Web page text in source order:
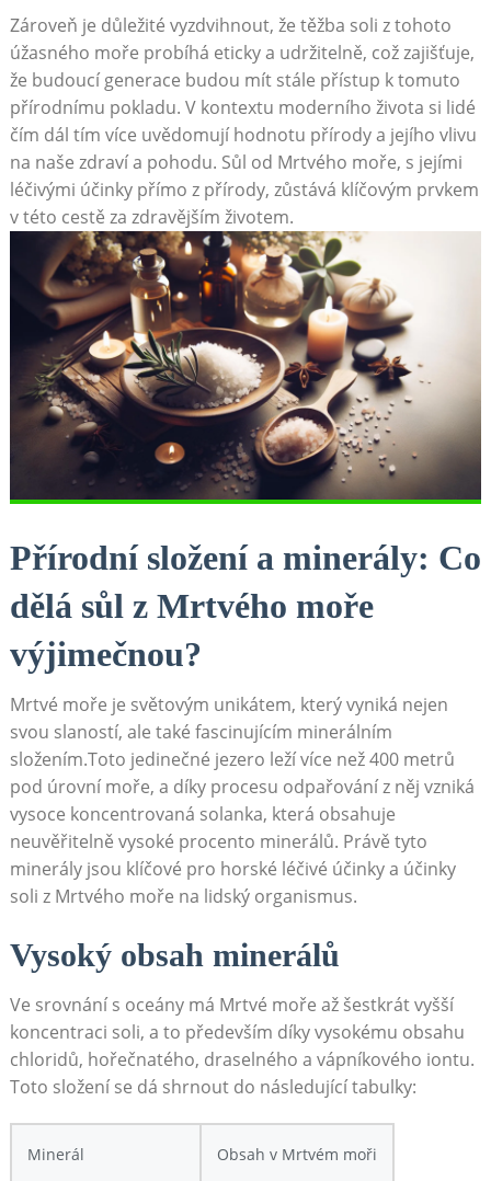
Zároveň je důležité vyzdvihnout, že těžba soli z‌ tohoto
úžasného moře ‌probíhá eticky a ‍udržitelně, což ⁤zajišťuje,​
že budoucí ‌generace budou mít stále​ přístup k tomuto
přírodnímu pokladu. V kontextu moderního⁤ života⁤ si lidé
čím dál tím více uvědomují hodnotu přírody a ‍jejího⁢ vlivu
na naše zdraví a pohodu. ⁣Sůl od Mrtvého moře, s jejími
léčivými ⁤účinky ‍přímo⁤ z přírody, ⁣zůstává klíčovým ‌prvkem
v‍ této ‌cestě​ za zdravějším životem.
Přírodní ⁤složení ‌a minerály: Co
dělá sůl z Mrtvého moře
výjimečnou?
Mrtvé ​moře je světovým unikátem, který vyniká nejen
svou slaností, ale také fascinujícím ⁤minerálním⁤
složením.Toto ‍jedinečné jezero‍ leží více ⁢než 400 ‍metrů
pod⁤ úrovní ⁢moře, a díky⁤ procesu‍ odpařování z⁤ něj vzniká
vysoce koncentrovaná ⁣solanka, která⁢ obsahuje
⁢neuvěřitelně‌ vysoké procento minerálů. Právě ‌tyto
minerály jsou klíčové ⁢pro horské ⁤léčivé‍ účinky a ‍účinky
soli z Mrtvého moře⁢ na ⁣lidský organismus.
Vysoký obsah minerálů
Ve srovnání​ s‍ oceány má Mrtvé moře až šestkrát ⁤vyšší⁣
koncentraci soli, a to především díky ⁣vysokému obsahu‌
chloridů,⁢ hořečnatého,⁣ draselného a vápníkového​ iontu.
Toto složení se ‌dá⁤ shrnout do následující‍ tabulky:
Minerál Obsah ⁣v Mrtvém moři